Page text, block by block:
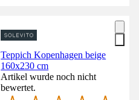
Teppich Kopenhagen beige
160x230 cm
Artikel wurde noch nicht
bewertet.